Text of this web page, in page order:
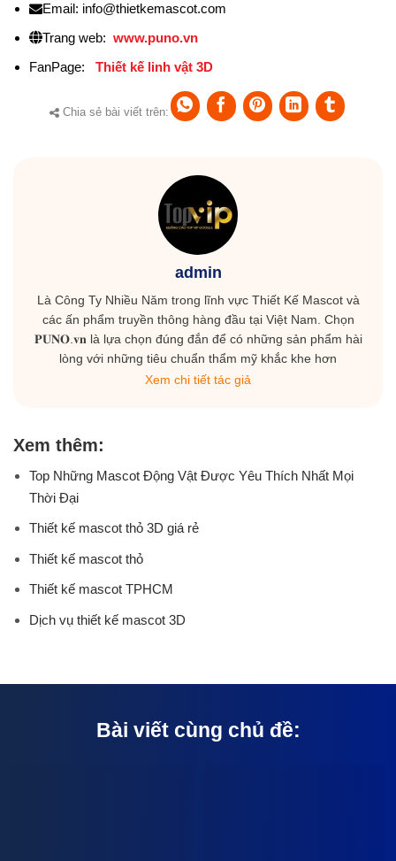
Email: info@thietkemascot.com
Trang web: www.puno.vn
FanPage: Thiết kế linh vật 3D
Chia sẻ bài viết trên:
admin
Là Công Ty Nhiều Năm trong lĩnh vực Thiết Kế Mascot và
các ấn phẩm truyền thông hàng đầu tại Việt Nam. Chọn
𝐏𝐔𝐍𝐎.𝐯𝐧 là lựa chọn đúng đắn để có những sản phẩm hài
lòng với những tiêu chuẩn thẩm mỹ khắc khe hơn
Xem chi tiết tác giả
Xem thêm:
Top Những Mascot Động Vật Được Yêu Thích Nhất Mọi
Thời Đại
Thiết kế mascot thỏ 3D giá rẻ
Thiết kế mascot thỏ
Thiết kế mascot TPHCM
Dịch vụ thiết kế mascot 3D
Bài viết cùng chủ đề: